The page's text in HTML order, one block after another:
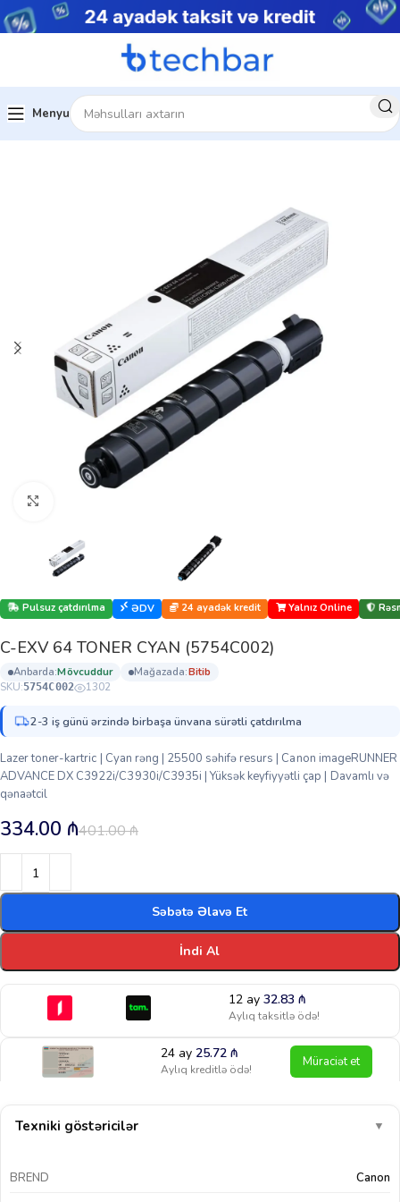
Menyu
Ev Kartric
Pulsuz çatdırılma ƏDV 24 ayadək kredit Yalnız Online
C-EXV 64 TONER CYAN (5754C002)
anbarda: mövcuddur mağazada:
bi̇ti̇b
SKU:5754C002 1302
2-3 iş günü ərzində birbaşa ünvana sürətli çatdırılma
Lazer toner-kartric | Cyan rəng | 25500 səhifə resurs | Canon imageRUNNER
ADVANCE DX C3922i/C3930i/C3935i | Yüksək keyfiyyətli çap | Davamlı və
qənaətcil
401.00₼
334.00 ₼
Səbətə Əlavə Et
İndi Al
12 ay 32.83 ₼
Aylıq taksitlə ödə!
24 ay25.72₼
Aylıq kreditlə ödə! Müraciət et
Texniki göstəricilər ▼
BREND Canon